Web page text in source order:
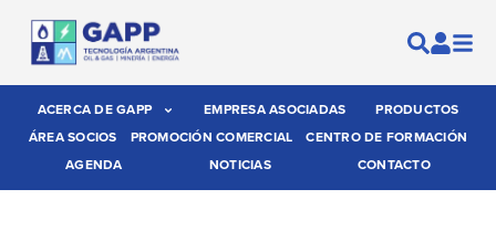
ACERCA DE GAPP EMPRESA ASOCIADAS
PRODUCTOS
ÁREA SOCIOS
PROMOCIÓN COMERCIAL
CENTRO DE FORMACIÓN
AGENDA
NOTICIAS CONTACTO